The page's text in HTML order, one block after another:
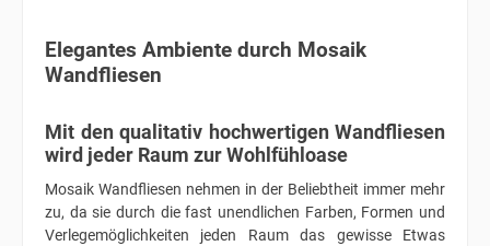
Elegantes Ambiente durch Mosaik
Wandfliesen
Mit den qualitativ hochwertigen Wandfliesen
wird jeder Raum zur Wohlfühloase
Mosaik Wandfliesen nehmen in der Beliebtheit immer mehr
zu, da sie durch die fast unendlichen Farben, Formen und
Verlegemöglichkeiten jeden Raum das gewisse Etwas